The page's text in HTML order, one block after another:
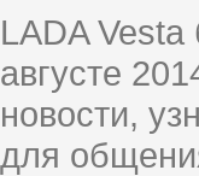
LADA
августе
новости,
для